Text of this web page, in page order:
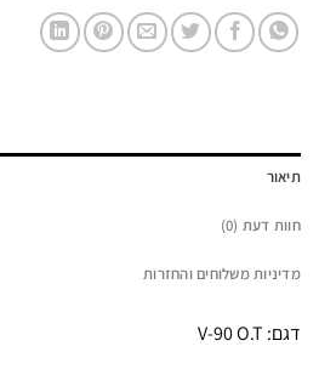
תיאור
חוות דעת (0)
מדיניות משלוחים והחזרות
דגם: V-90 O.T